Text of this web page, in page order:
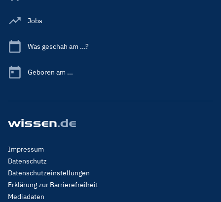
Jobs
Was geschah am ...?
Geboren am ...
Footer
Menu
Legal
Impressum
Datenschutz
Datenschutzeinstellungen
Erklärung zur Barrierefreiheit
Mediadaten